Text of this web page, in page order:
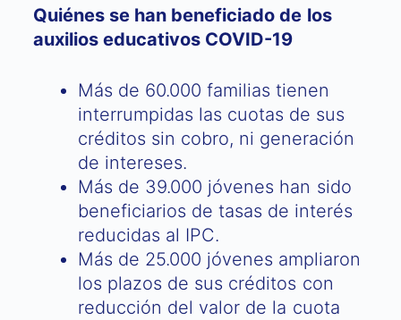
Quiénes se han beneficiado de los
auxilios educativos COVID-19
Más de 60.000 familias tienen
interrumpidas las cuotas de sus
créditos sin cobro, ni generación
de intereses.
Más de 39.000 jóvenes han sido
beneficiarios de tasas de interés
reducidas al IPC.
Más de 25.000 jóvenes ampliaron
los plazos de sus créditos con
reducción del valor de la cuota